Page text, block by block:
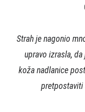
Strah je nagonio
upravo izrasla,
koža nadlanice
pretpostaviti